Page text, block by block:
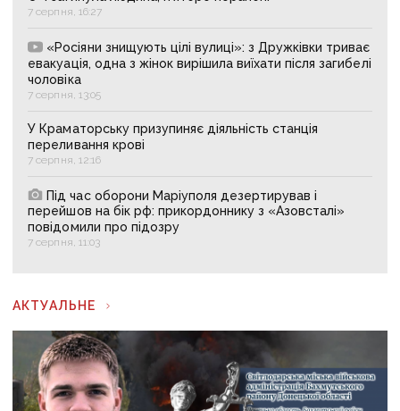
7 серпня, 16:27
«Росіяни знищують цілі вулиці»: з Дружківки триває
евакуація, одна з жінок вирішила виїхати після загибелі
чоловіка
7 серпня, 13:05
У Краматорську призупиняє діяльність станція
переливання крові
7 серпня, 12:16
Під час оборони Маріуполя дезертирував і
перейшов на бік рф: прикордоннику з «Азовсталі»
повідомили про підозру
7 серпня, 11:03
АКТУАЛЬНЕ